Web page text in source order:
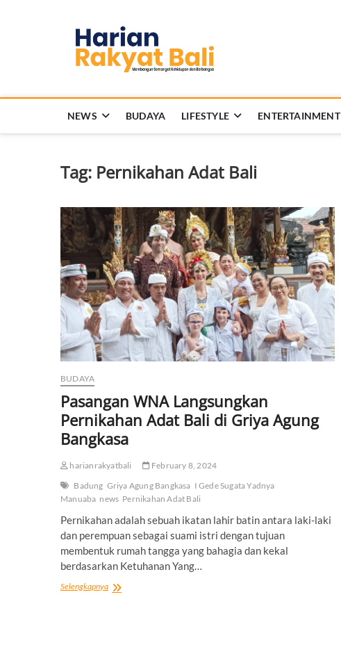
NEWS BUDAYA LIFESTYLE ENTERTAINMENT
Tag: Pernikahan Adat Bali
BUDAYA
Pasangan WNA Langsungkan
Pernikahan Adat Bali di Griya Agung
Bangkasa
harianrakyatbali
February 8, 2024
Badung Griya Agung Bangkasa I Gede Sugata Yadnya
Manuaba news Pernikahan Adat Bali
Pernikahan adalah sebuah ikatan lahir batin antara laki-laki
dan perempuan sebagai suami istri dengan tujuan
membentuk rumah tangga yang bahagia dan kekal
berdasarkan Ketuhanan Yang…
SelengkapnyaPasangan